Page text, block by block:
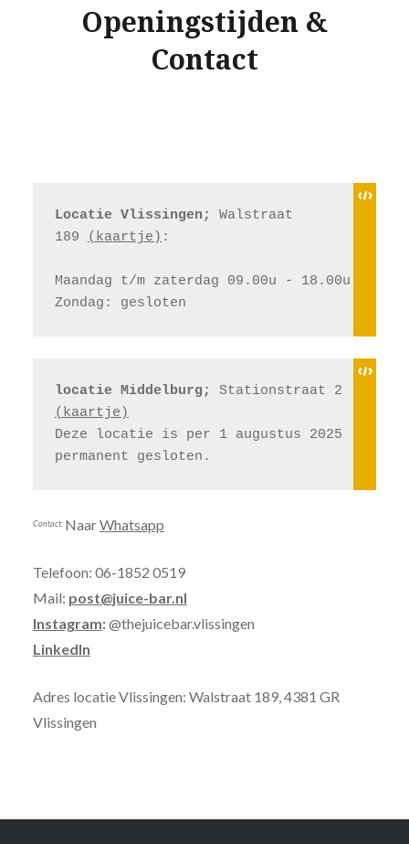
Openingstijden &
Contact
Locatie Vlissingen;
Walstraat
189
(kaartje) :
Maandag t/m zaterdag 09.00u - 18.00u
Zondag: gesloten
locatie Middelburg;
(kaartje)
Deze locatie is per 1 augustus 2025
permanent gesloten.
Contact: NaarWhatsapp
Telefoon: 06-1852 0519
Mail: post@juice-bar.nl
Instagram:@thejuicebar.vlissingen
LinkedIn
Adres locatie Vlissingen: Walstraat 189, 4381 GR
Vlissingen